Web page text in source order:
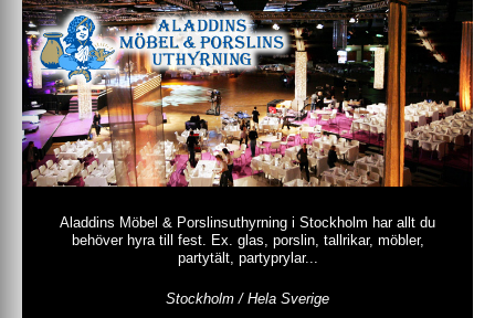
Aladdins Möbel & Porslinsuthyrning i Stockholm har allt du
behöver hyra till fest. Ex. glas, porslin, tallrikar, möbler,
partytält, partyprylar...
Stockholm / Hela Sverige